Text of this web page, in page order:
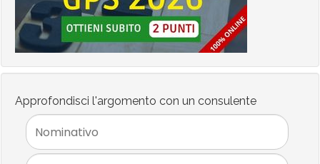
Approfondisci l'argomento con un consulente